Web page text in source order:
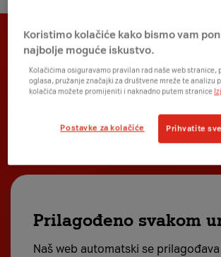
funkcionalnosti
Prilagođeno svakom
Naš web automatski se
Koristimo kolačiće kako bismo vam
najbolje moguće iskustvo.
Kolačićima osiguravamo pravilan rad naše web stranice,
oglasa, pružanje značajki za društvene mreže te analizu
kolačića možete promijeniti i naknadno putem stranice
Postavke za kolačiće Prihvatite